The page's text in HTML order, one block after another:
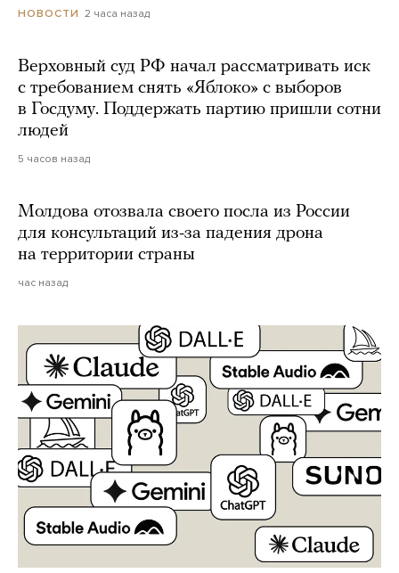
НОВОСТИ 2 часа назад
Верховный суд РФ начал рассматривать иск
с требованием снять «Яблоко» с выборов
в Госдуму. Поддержать партию пришли сотни
людей
5 часов назад
Молдова отозвала своего посла из России
для консультаций из-за падения дрона
на территории страны
час назад